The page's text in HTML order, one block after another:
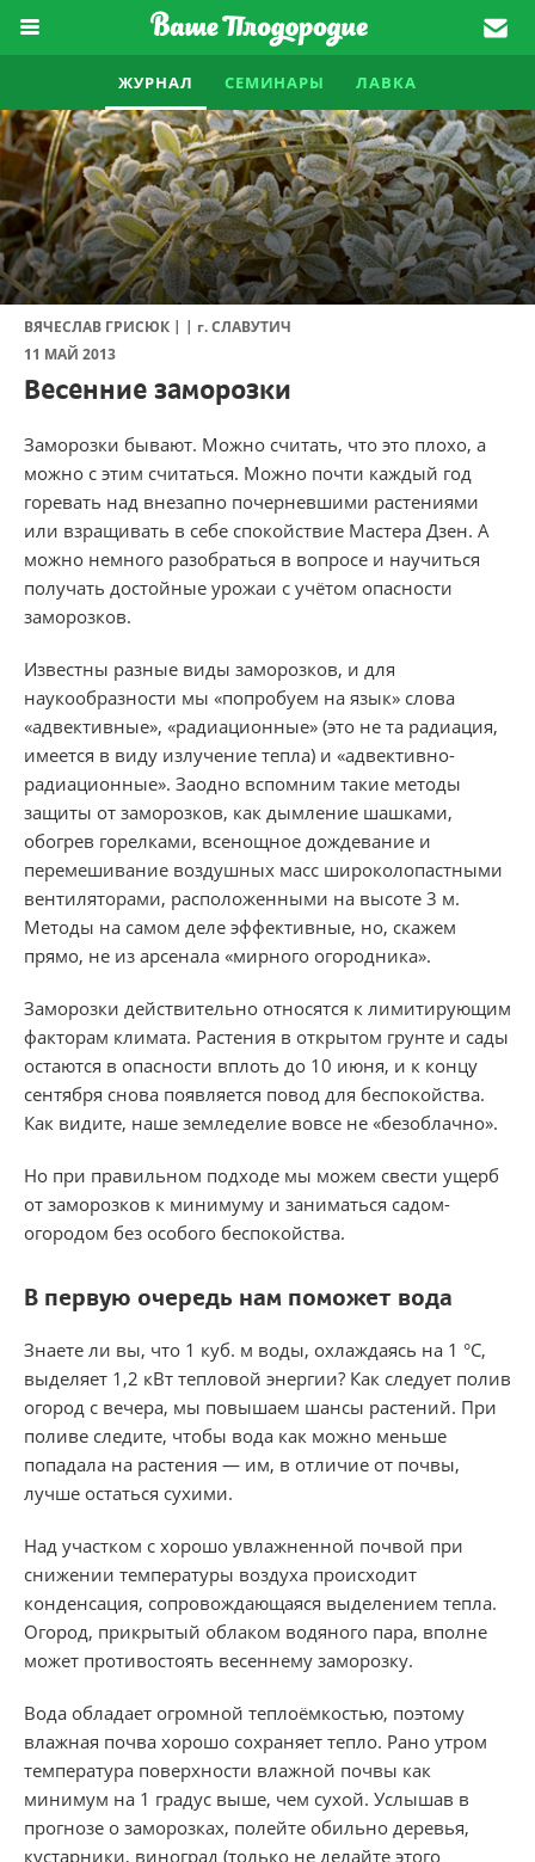
ЖУРНАЛ СЕМИНАРЫ ЛАВКА
ВЯЧЕСЛАВ ГРИСЮК | | г.СЛАВУТИЧ
11 МАЙ 2013
Весенние заморозки
Заморозки бывают. Можно считать, что это плохо, а
можно с этим считаться. Можно почти каждый год
горевать над внезапно почерневшими растениями
или взращивать в себе спокойствие Мастера Дзен. А
можно немного разобраться в вопросе и научиться
получать достойные урожаи с учётом опасности
заморозков.
Известны разные виды заморозков, и для
наукообразности мы «попробуем на язык» слова
«адвективные», «радиационные» (это не та радиация,
имеется в виду излучение тепла) и «адвективно-
радиационные». Заодно вспомним такие методы
защиты от заморозков, как дымление шашками,
обогрев горелками, всенощное дождевание и
перемешивание воздушных масс широколопастными
вентиляторами, расположенными на высоте 3 м.
Методы на самом деле эффективные, но, скажем
прямо, не из арсенала «мирного огородника».
Заморозки действительно относятся к лимитирующим
факторам климата. Растения в открытом грунте и сады
остаются в опасности вплоть до 10 июня, и к концу
сентября снова появляется повод для беспокойства.
Как видите, наше земледелие вовсе не «безоблачно».
Но при правильном подходе мы можем свести ущерб
от заморозков к минимуму и заниматься садом-
огородом без особого беспокойства.
В первую очередь нам поможет вода
Знаете ли вы, что 1 куб. м воды, охлаждаясь на 1 °С,
выделяет 1,2 кВт тепловой энергии? Как следует полив
огород с вечера, мы повышаем шансы растений. При
поливе следите, чтобы вода как можно меньше
попадала на растения — им, в отличие от почвы,
лучше остаться сухими.
Над участком с хорошо увлажненной почвой при
снижении температуры воздуха происходит
конденсация, сопровождающаяся выделением тепла.
Огород, прикрытый облаком водяного пара, вполне
может противостоять весеннему заморозку.
Вода обладает огромной теплоёмкостью, поэтому
влажная почва хорошо сохраняет тепло. Рано утром
температура поверхности влажной почвы как
минимум на 1 градус выше, чем сухой. Услышав в
прогнозе о заморозках, полейте обильно деревья,
кустарники, виноград (только не делайте этого